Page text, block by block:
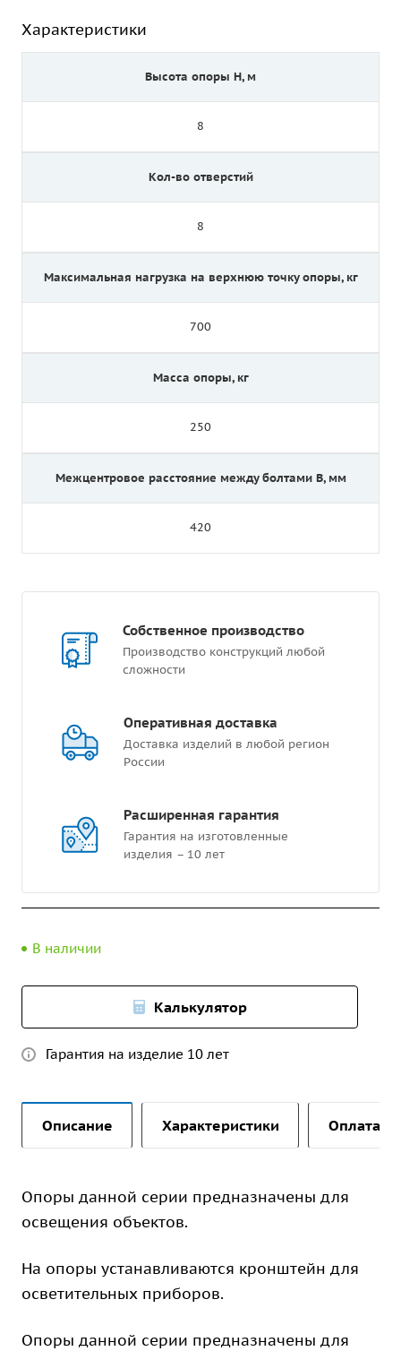
Характеристики
Высота опоры Н, м
8
Кол-во отверстий
8
Максимальная нагрузка на верхнюю точку опоры, кг
700
Масса опоры, кг
250
Межцентровое расстояние между болтами B, мм
420
Собственное производство
Производство конструкций любой
сложности
Оперативная доставка
Доставка изделий в любой регион
России
Расширенная гарантия
Гарантия на изготовленные
изделия – 10 лет
В наличии
Калькулятор
Гарантия на изделие 10 лет
Описание Характеристики Оплата и
Опоры данной серии предназначены для
освещения объектов.
На опоры устанавливаются кронштейн для
осветительных приборов.
Опоры данной серии предназначены для